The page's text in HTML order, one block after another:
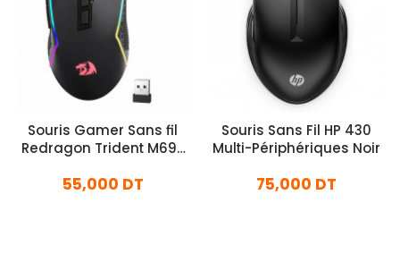
Souris Gamer Sans fil
Redragon Trident M693
55,000 DT
Souris Sans Fil HP 430
Multi-Périphériques Noir
75,000 DT